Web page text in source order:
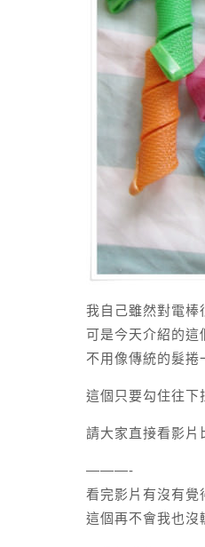
我自己雖然對電棒
可是今天介紹的這
不用像傳統的髮
這個只要勾住往
請大家直接看影片
———-
看完影片有沒有覺
這個再不會我也沒